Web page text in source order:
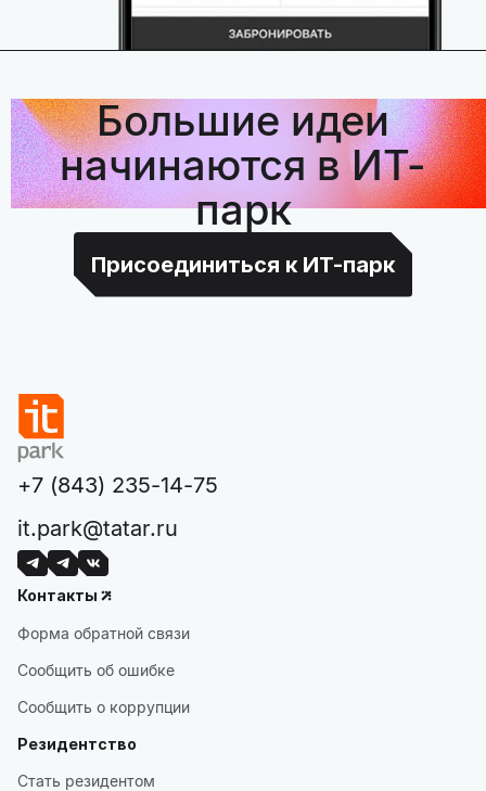
Большие идеи
начинаются в ИТ-
парк
Присоединиться к ИТ-парк
+7 (843) 235-14-75
it.park@tatar.ru
Контакты
Форма обратной связи
Сообщить об ошибке
Сообщить о коррупции
Резидентство
Стать резидентом